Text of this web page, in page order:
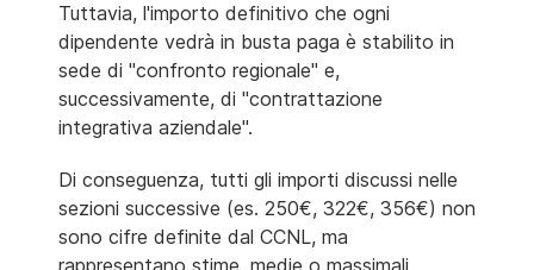
Tuttavia, l'importo definitivo che ogni
dipendente vedrà in busta paga è stabilito in
sede di "confronto regionale" e,
successivamente, di "contrattazione
integrativa aziendale".
Di conseguenza, tutti gli importi discussi nelle
sezioni successive (es. 250€, 322€, 356€) non
sono cifre definite dal CCNL, ma